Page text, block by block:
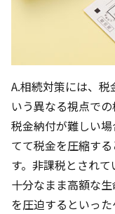
A.相続対策には、
いう異なる視点で
税金納付が難しい
てて税金を圧縮す
す。非課税とされ
十分なまま高額な
を圧迫するといっ